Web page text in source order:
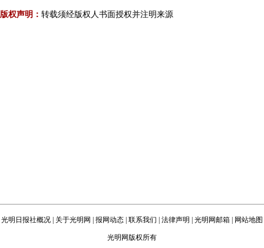
版权声明： 转载须经版权人书面授权并注明来源
光明日报社概况 关于光明网 报网动态 联系我们 法律声明 光明网邮箱 网站地图
光明网版权所有